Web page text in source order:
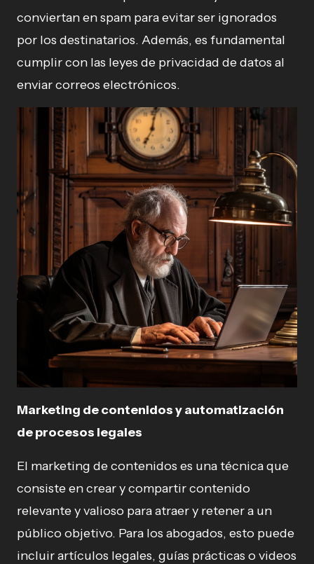
conviertan en spam para evitar ser ignorados
por los destinatarios. Además, es fundamental
cumplir con las leyes de privacidad de datos al
enviar correos electrónicos.
Marketing de contenidos y automatización
de procesos legales
El marketing de contenidos es una técnica que
consiste en crear y compartir contenido
relevante y valioso para atraer y retener a un
público objetivo. Para los abogados, esto puede
incluir artículos legales, guías prácticas o videos